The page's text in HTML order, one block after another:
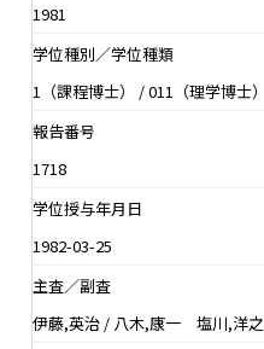
1981
学位種別／学位種類
1（課程博士） / 011（理学博士）
報告番号
1718
学位授与年月日
1982-03-25
主査／副査
伊藤,英治 / 八木,康一 塩川,洋之